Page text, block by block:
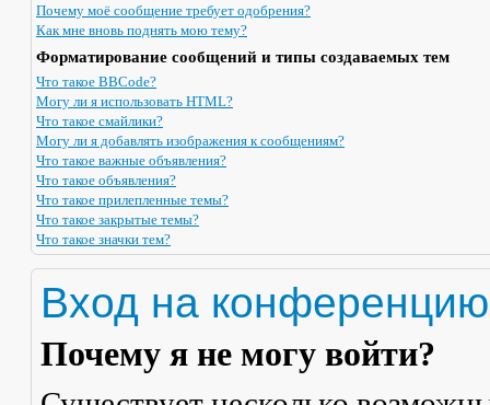
Почему моё сообщение требует одобрения?
Как мне вновь поднять мою тему?
Форматирование сообщений и типы создаваемых тем
Что такое BBCode?
Могу ли я использовать HTML?
Что такое смайлики?
Могу ли я добавлять изображения к сообщениям?
Что такое важные объявления?
Что такое объявления?
Что такое прилепленные темы?
Что такое закрытые темы?
Что такое значки тем?
Вход на
Почему я не могу войти?